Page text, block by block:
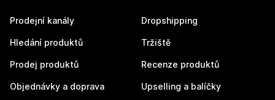
Prodejní kanály
Hledání produktů
Prodej produktů
Objednávky a doprava
Dropshipping
Tržiště
Recenze produktů
Upselling a balíčky